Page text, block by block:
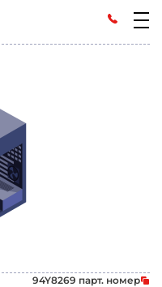
94Y8269 парт. номер